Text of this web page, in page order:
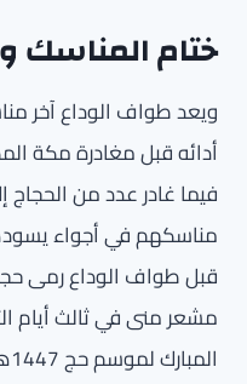
ختام المناسك
ويعد طواف الوداع آخر
أدائه قبل مغادرة مكة
فيما غادر عدد من الحجاج
مناسكهم في أجواء
قبل طواف الوداع رمى
مشعر منى في ثالث أيام
المبارك لموسم حج 1447هـ.